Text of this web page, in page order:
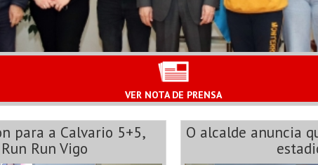
VER NOTA DE PRENSA
para a Calvario 5+5,
Run Vigo
O alcalde anuncia